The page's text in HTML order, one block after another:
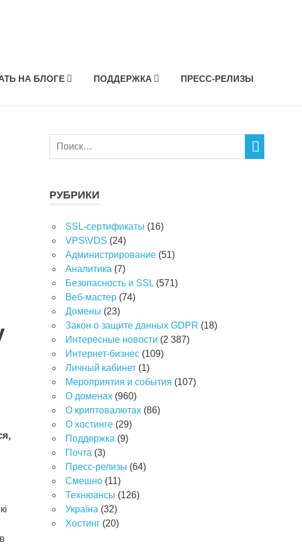
НА БЛОГЕ ПОДДЕРЖКА ПРЕСС-РЕЛИЗЫ
РУБРИКИ
SSL-сертификаты (16)
VPS\VDS (24)
Администрирование (51)
Аналитика (7)
Безопасность и SSL (571)
Веб-мастер (74)
Домены (23)
Закон о защите данных GDPR (18)
Интересные новости (2 387)
Интернет-бизнес (109)
Личный кабинет (1)
Мероприятия и события (107)
О доменах (960)
О криптовалютах (86)
О хостинге (29)
Поддержка (9)
Почта (3)
Пресс-релизы (64)
Смешно (11)
Технюансы (126)
Україна (32)
Хостинг (20)